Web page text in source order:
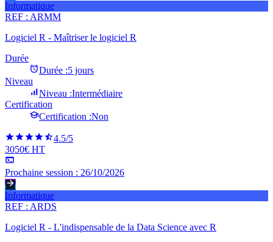
Informatique
REF : ARMM
Logiciel R - Maîtriser le logiciel R
Durée
Durée :5 jours
Niveau
Niveau :Intermédiaire
Certification
Certification :Non
4.5/5
3050€ HT
Prochaine session : 26/10/2026
Informatique
REF : ARDS
Logiciel R - L'indispensable de la Data Science avec R